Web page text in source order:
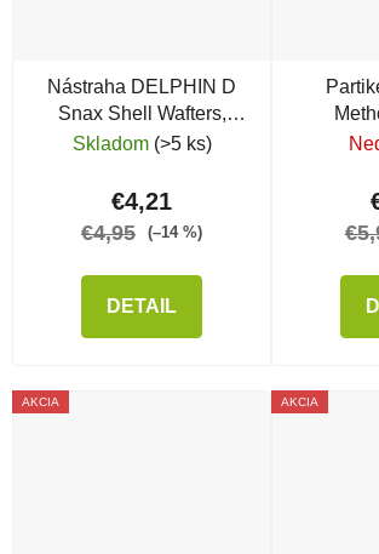
Nástraha DELPHIN D
Snax Shell Wafters,
Scopex - Vanilka
Skladom (>5 ks)
€4,21
€4,95 (–14 %)
DETAIL
AKCIA AKCIA